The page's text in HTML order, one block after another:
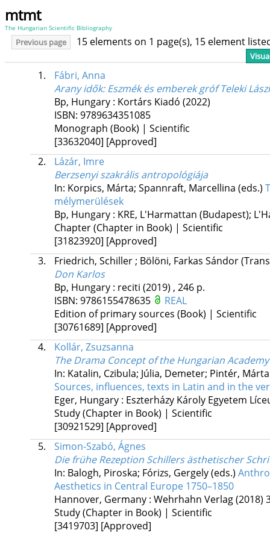
mtmt
The Hungarian Scientific Bibliography
Previous page 15 elements on 1 page(s), 15 element
1.
Fábri, Anna
Arany idők: Eszmék és emberek gróf Teleki
Bp, Hungary : Kortárs Kiadó (2022)
ISBN: 9789634351085
Monograph (Book) | Scientific
[33632040] [Approved]
2.
Lázár, Imre
Berzsenyi szakrális antropológiája
In: Korpics, Márta; Spannraft, Marcellina (eds.)
mélymerülések
Bp, Hungary : KRE, L'Harmattan (Budapest);
Chapter (Chapter in Book) | Scientific
[31823920] [Approved]
3.
Friedrich, Schiller; Bölöni, Farkas Sándor
Don Karlos
Bp, Hungary : reciti (2019) , 246 p.
ISBN: 9786155478635
REAL
Edition of primary sources (Book) | Scientific
[30761689] [Approved]
4.
Kollár, Zsuzsanna
The Drama Concept of the Hungarian
In: Katalin, Czibula; Júlia, Demeter; Pintér,
Sources, influences, texts in Latin and in the
Eger, Hungary : Eszterházy Károly Egyetem
Study (Chapter in Book) | Scientific
[30921529] [Approved]
5.
Simon-Szabó, Ágnes
Die frühe Rezeption Schillers ästhetischer
In: Balogh, Piroska; Fórizs, Gergely (eds.)
Aesthetics in Central Europe 1750–1850
Hannover, Germany : Wehrhahn Verlag(2018)
Study (Chapter in Book) | Scientific
[3419703] [Approved]